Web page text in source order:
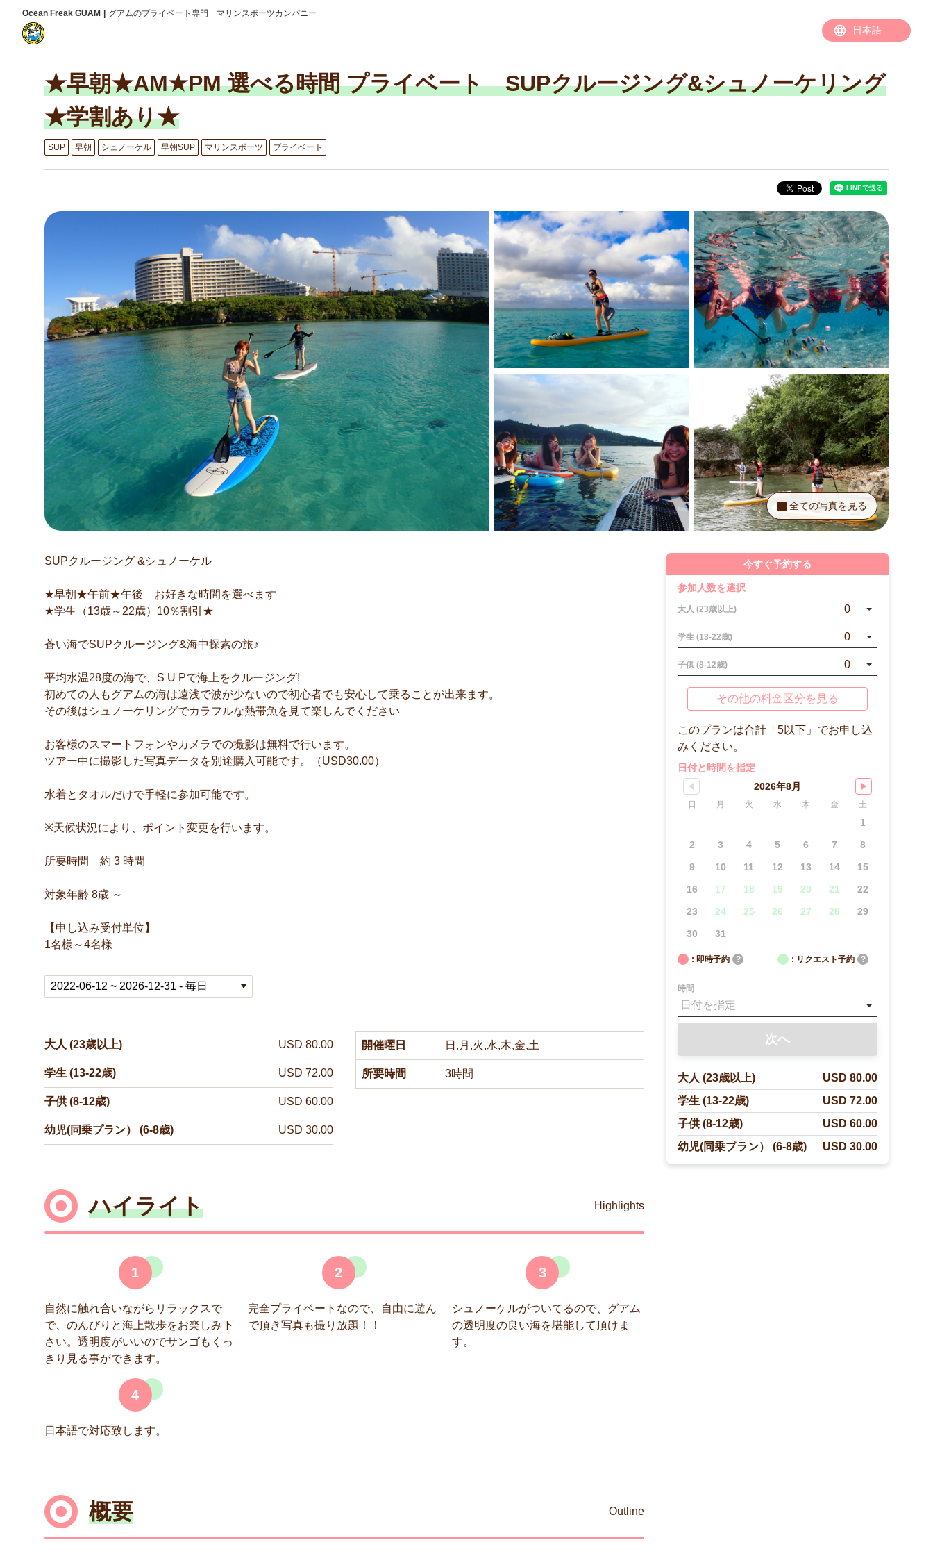
Ocean Freak GUAM グアムのプライベート専門 マリンスポーツカンパニー
★早朝★AM★PM 選べる時間 プライベート SUPクルージング&シュノーケリング
★学割あり★
SUP 早朝 シュノーケル 早朝SUP マリンスポーツ プライベート
全ての写真を見る
SUPクルージング &シュノーケル
★早朝★午前★午後 お好きな時間を選べます
★学生（13歳～22歳）10％割引★
蒼い海でSUPクルージング&海中探索の旅♪
平均水温28度の海で、S U Pで海上をクルージング!
初めての人もグアムの海は遠浅で波が少ないので初心者でも安心して乗ることが出来ます。
その後はシュノーケリングでカラフルな熱帯魚を見て楽しんでください
お客様のスマートフォンやカメラでの撮影は無料で行います。
ツアー中に撮影した写真データを別途購入可能です。（USD30.00）
水着とタオルだけで手軽に参加可能です。
※天候状況により、ポイント変更を行います。
所要時間 約 3 時間
対象年齢 8歳 ～
【申し込み受付単位】
1名様～4名様
大人 (23歳以上) USD 80.00
学生 (13-22歳) USD 72.00
子供 (8-12歳) USD 60.00
幼児(同乗プラン） (6-8歳) USD 30.00
開催曜日 日,月,火,水,木,金,土
所要時間 3時間
ハイライト Highlights
1
自然に触れ合いながらリラックスで
で、のんびりと海上散歩をお楽しみ下
さい。透明度がいいのでサンゴもくっ
きり見る事ができます。
2
完全プライベートなので、自由に遊ん
で頂き写真も撮り放題！！
3
シュノーケルがついてるので、グアム
の透明度の良い海を堪能して頂けま
す。
4
日本語で対応致します。
概要 Outline
今すぐ予約する
参加人数を選択
大人 (23歳以上) 0
学生 (13-22歳) 0
子供 (8-12歳) 0
その他の料金区分を見る
このプランは合計「5以下」でお申し込
みください。
日付と時間を指定
2026年8月
日 月 火 水 木 金 土
1
2
3 4 5 6 7
8
9
10 11 12 13 14
15
16
17 18 19 20 21
22
23
24 25 26 27 28
29
30
31
: 即時予約 ? : リクエスト予約 ?
時間
次へ
大人 (23歳以上)
USD 80.00
学生 (13-22歳)
USD 72.00
子供 (8-12歳)
USD 60.00
幼児(同乗プラン） (6-8歳)
USD 30.00